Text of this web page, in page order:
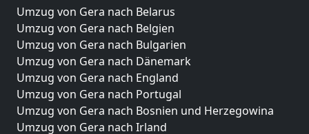
Umzug von Gera nach Belarus
Umzug von Gera nach Belgien
Umzug von Gera nach Bulgarien
Umzug von Gera nach Dänemark
Umzug von Gera nach England
Umzug von Gera nach Portugal
Umzug von Gera nach Bosnien und Herzegowina
Umzug von Gera nach Irland